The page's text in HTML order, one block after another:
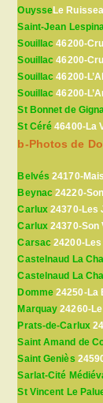
OuysseLe
Saint-Jean
Souillac 46200-
Souillac 46200-
Souillac 46200-
Souillac 46200-
St Bonnet de
St Céré 46400-La
b-Photos de
Belvés 24170-
Beynac 24220-
Carlux 24370-Les
Carlux 24370-Son
Carsac 24200-Les
Castelnaud La
Castelnaud La
Domme24250-La
Marquay 24260-
Prats-de-Carlux
Saint Amand de
Saint Geniès
Sarlat-Cité
St Vincent Le